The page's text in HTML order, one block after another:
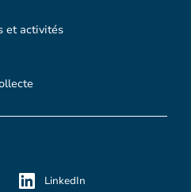
et activités
LinkedIn